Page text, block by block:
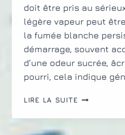
doit être pris au
légère vapeur peut
la fumée blanche
démarrage, souvent
d’une odeur sucrée,
pourri, cela indique
LIRE LA SUITE POURQUOI
VOITURE